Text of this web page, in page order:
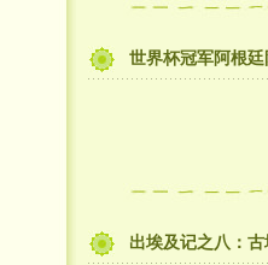
世界杯冠军阿根
出埃及记之八：